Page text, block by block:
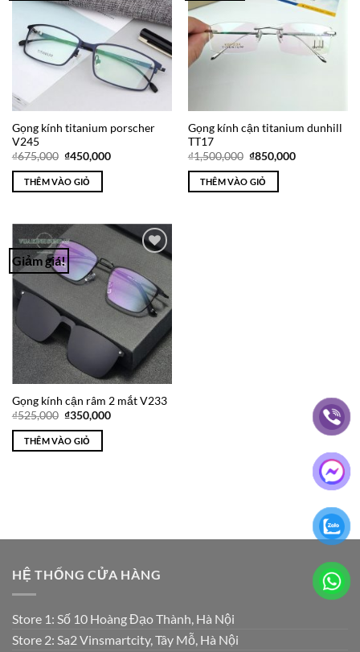
Wishlist
Gọng kính titanium porscher
V245
₫675,000 Giá
là:
₫675,000.
₫450,000Giá
THÊM VÀO GIỎ
Wishlist
Gọng kính cận titanium dunhill
TT17
₫1,500,000 Giá
là:
₫1,500,000.
₫850,000Giá
THÊM VÀO GIỎ
Giảm giá!
Wishlist
Gọng kính cận râm 2 mắt V233
₫525,000 Giá
là:
₫525,000.
₫350,000Giá
THÊM VÀO GIỎ
HỆ THỐNG CỬA HÀNG
Store 1: Số 10 Hoàng Đạo Thành, Hà Nội
Store 2: Sa2 Vinsmartcity, Tây Mỗ, Hà Nội